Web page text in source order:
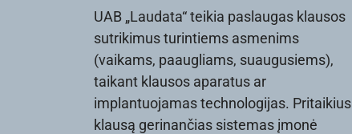
UAB „Laudata“ teikia paslaugas klausos
sutrikimus turintiems asmenims
(vaikams, paaugliams, suaugusiems),
taikant klausos aparatus ar
implantuojamas technologijas. Pritaikius
klausą gerinančias sistemas įmonė